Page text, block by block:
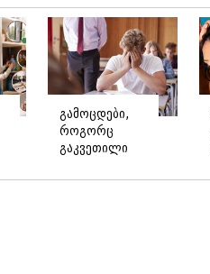
გამოცდები,
როგორც
გაკვეთილი
განაჩენი: